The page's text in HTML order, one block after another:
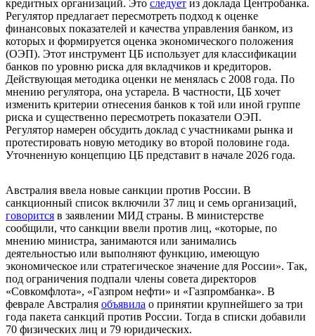
кредитных организаций. Это следует из доклада Центробанка.
Регулятор предлагает пересмотреть подход к оценке
финансовых показателей и качества управления банком, из
которых и формируется оценка экономического положения
(ОЭП). Этот инструмент ЦБ использует для классификации
банков по уровню риска для вкладчиков и кредиторов.
Действующая методика оценки не менялась с 2008 года. По
мнению регулятора, она устарела. В частности, ЦБ хочет
изменить критерии отнесения банков к той или иной группе
риска и существенно пересмотреть показатели ОЭП.
Регулятор намерен обсудить доклад с участниками рынка и
протестировать новую методику во второй половине года.
Уточненную концепцию ЦБ представит в начале 2026 года.
Австралия ввела новые санкции против России. В
санкционный список включили 37 лиц и семь организаций,
говорится в заявлении МИД страны. В министерстве
сообщили, что санкции ввели против лиц, «которые, по
мнению министра, занимаются или занимались
деятельностью или выполняют функцию, имеющую
экономическое или стратегическое значение для России». Так,
под ограничения подпали члены совета директоров
«Совкомфлота», «Газпром нефти» и «Газпромбанка». В
феврале Австралия объявила о принятии крупнейшего за три
года пакета санкций против России. Тогда в списки добавили
70 физических лиц и 79 юридических.